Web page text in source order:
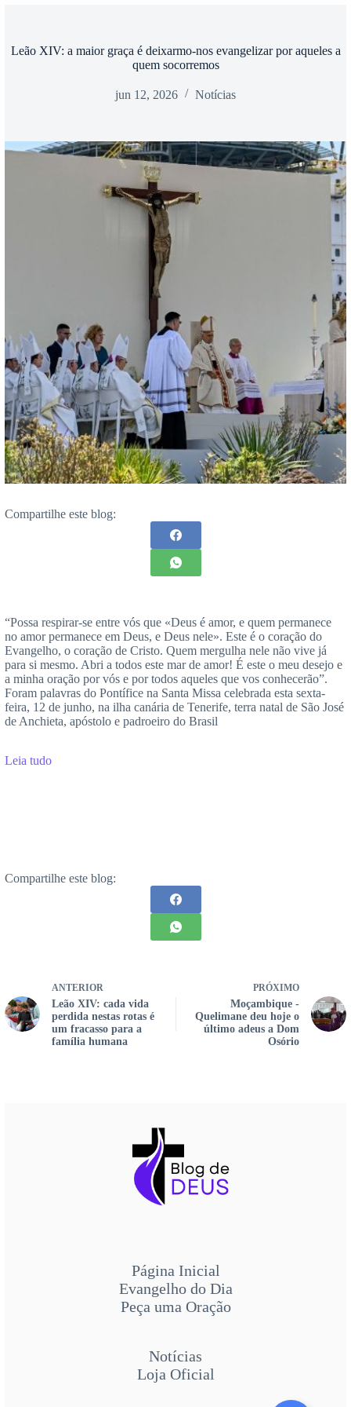
Leão XIV: a maior graça é deixarmo-nos evangelizar por aqueles a
quem socorremos
jun 12, 2026 Notícias
Compartilhe este blog:
“Possa respirar-se entre vós que «Deus é amor, e quem permanece
no amor permanece em Deus, e Deus nele». Este é o coração do
Evangelho, o coração de Cristo. Quem mergulha nele não vive já
para si mesmo. Abri a todos este mar de amor! É este o meu desejo e
a minha oração por vós e por todos aqueles que vos conhecerão”.
Foram palavras do Pontífice na Santa Missa celebrada esta sexta-
feira, 12 de junho, na ilha canária de Tenerife, terra natal de São José
de Anchieta, apóstolo e padroeiro do Brasil
Leia tudo
Compartilhe este blog:
ANTERIOR
Leão XIV: cada vida
perdida nestas rotas é
um fracasso para a
família humana
PRÓXIMO
Moçambique -
Quelimane deu hoje o
último adeus a Dom
Osório
Página Inicial
Evangelho do Dia
Peça uma Oração
Notícias
Loja Oficial